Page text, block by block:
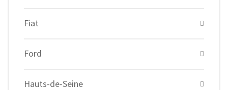
Fiat
Ford
Hauts-de-Seine